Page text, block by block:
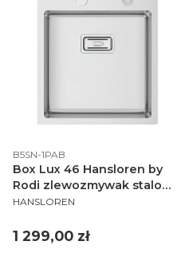
Kod produktu
B5SN-1PAB
Box Lux 46 Hansloren by
Rodi zlewozmywak stalowy
450x505 KM stal
PRODUCENT
HANSLOREN
Cena
1 299,00 zł